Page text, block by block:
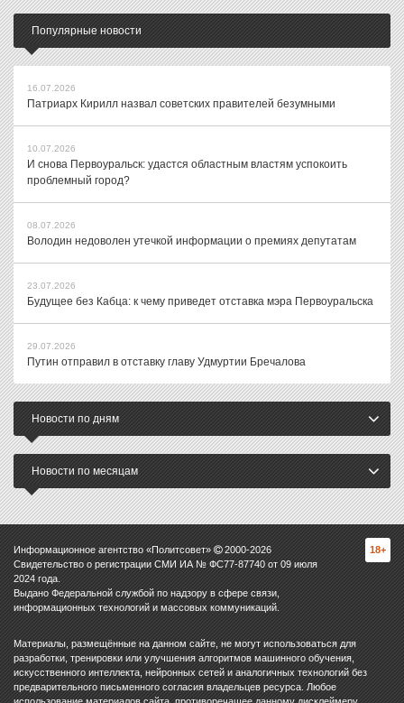
Популярные новости
16.07.2026
Патриарх Кирилл назвал советских правителей безумными
10.07.2026
И снова Первоуральск: удастся областным властям успокоить
проблемный город?
08.07.2026
Володин недоволен утечкой информации о премиях депутатам
23.07.2026
Будущее без Кабца: к чему приведет отставка мэра Первоуральска
29.07.2026
Путин отправил в отставку главу Удмуртии Бречалова
Новости по дням
Новости по месяцам
Информационное агентство «Политсовет» 2000-2026
Свидетельство о регистрации СМИ ИА № ФС77-87740 от 09 июля
2024 года.
Выдано Федеральной службой по надзору в сфере связи,
информационных технологий и массовых коммуникаций.
18+
Материалы, размещённые на данном сайте, не могут использоваться для
разработки, тренировки или улучшения алгоритмов машинного обучения,
искусственного интеллекта, нейронных сетей и аналогичных технологий без
предварительного письменного согласия владельцев ресурса. Любое